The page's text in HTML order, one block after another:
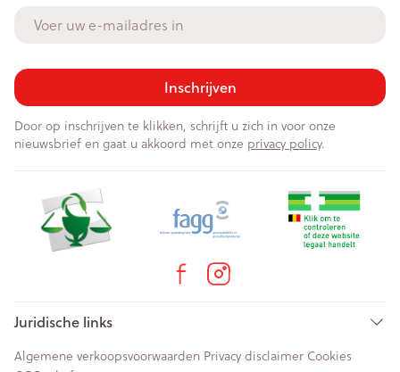
Inschrijven
Door op inschrijven te klikken, schrijft u zich in voor onze
nieuwsbrief en gaat u akkoord met onze privacy policy.
Juridische links
Algemene verkoopsvoorwaarden Privacy disclaimer Cookies